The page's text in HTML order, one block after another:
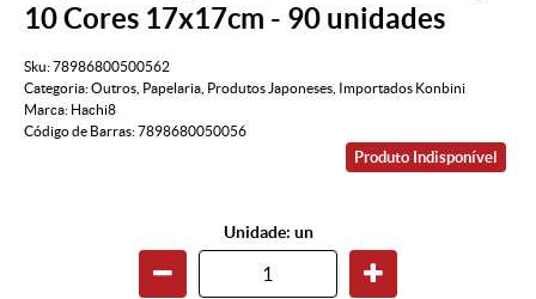
10 Cores 17x17cm - 90 unidades
Sku:78986800500562
Categoria:Outros Papelaria Produtos Japoneses
Importados Konbini
Marca: Hachi8
Código de Barras:7898680050056
Produto Indisponível
Unidade: un